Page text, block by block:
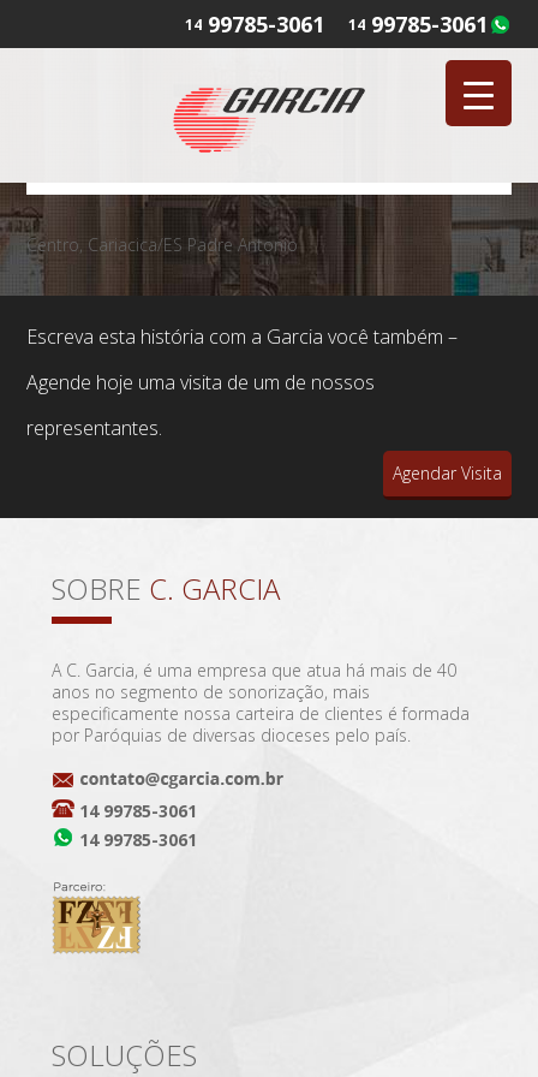
14 99785-3061
14 99785-3061
Centro, Cariacica/ES Padre Antonio
Escreva esta história com a Garcia você também –
Agende hoje uma visita de um de nossos
representantes.
Agendar Visita
SOBRE C. GARCIA
A C. Garcia, é uma empresa que atua há mais de 40
anos no segmento de sonorização, mais
especificamente nossa carteira de clientes é formada
por Paróquias de diversas dioceses pelo país.
14 99785-3061
14 99785-3061
SOLUÇÕES